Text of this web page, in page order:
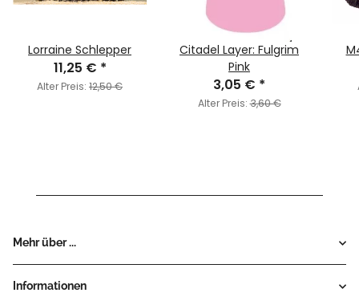
Lorraine Schlepper
11,25 € *
Alter Preis: 12,50 €
Citadel Layer: Fulgrim
Pink
3,05 € *
Alter Preis:3,60 €
Mehr über ...
Informationen